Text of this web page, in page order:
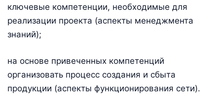
ключевые компетенции, необходимые для
реализации проекта (аспекты менеджмента
знаний);
на основе привеченных компетенций
организовать процесс создания и сбыта
продукции (аспекты функционирования сети).